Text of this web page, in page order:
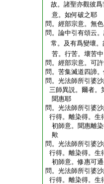
故。諸聖亦觀彼爲
意。如何破之耶
問。經部宗意。無
問。論中引有頌云
常。及有爲變壞
苦。行苦。壞苦
問。經部宗意。可
問。苦集滅道四諦
問。光法師所引婆
三師異説。爾者。
聞惠耶
問。光法師所引婆
行得。離染得。生
初師意。聞惠離
歟
問。光法師所引婆
行得。離染得。生
初師意。修惠可
問。光法師所引婆
行得。離染得。生